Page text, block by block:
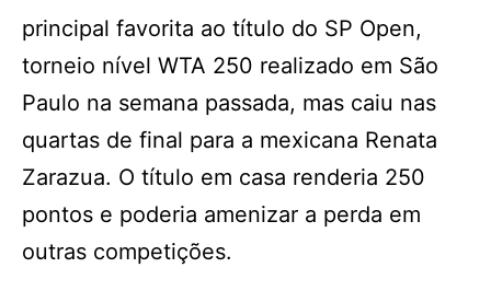
principal favorita ao título do SP Open,
torneio nível WTA 250 realizado em São
Paulo na semana passada, mas caiu nas
quartas de final para a mexicana Renata
Zarazua. O título em casa renderia 250
pontos e poderia amenizar a perda em
outras competições.